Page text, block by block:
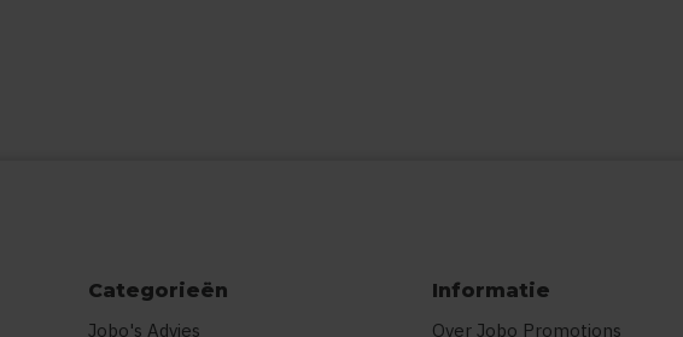
Categorieën
Jobo's Advies
Informatie
Over Jobo Promotions